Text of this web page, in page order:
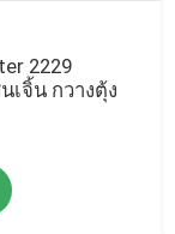
2229
เจิ้น กวางตุ้ง